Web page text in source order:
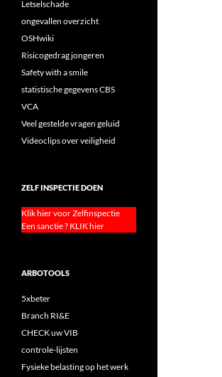
Letselschade
ongevallen overzicht
OSHwiki
Risicogedrag jongeren
Safety with a smile
statistische gegevens CBS
VCA
Veel gestelde vragen geluid
Videoclips over veiligheid
ZELF INSPECTIE DOEN
Klik hier voor Zelfinspectie
Een sanctie ? KLIK hier
ARBOTOOLS
5xbeter
Branch RI&E
CHECK uw VIB
controle-lijsten
Fysieke belasting op het werk